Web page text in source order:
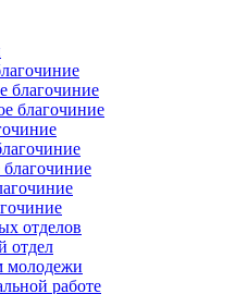
благочиние
благочиние
отделов
отдел
молодежи
работе